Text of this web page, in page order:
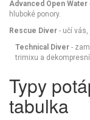
Advanced Open Water
hluboké ponory.
Rescue Diver - učí
Technical Diver -
trimixu a
Typy
tabulka